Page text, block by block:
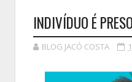
INDIVÍDUO É
BLOG JACÓ COSTA